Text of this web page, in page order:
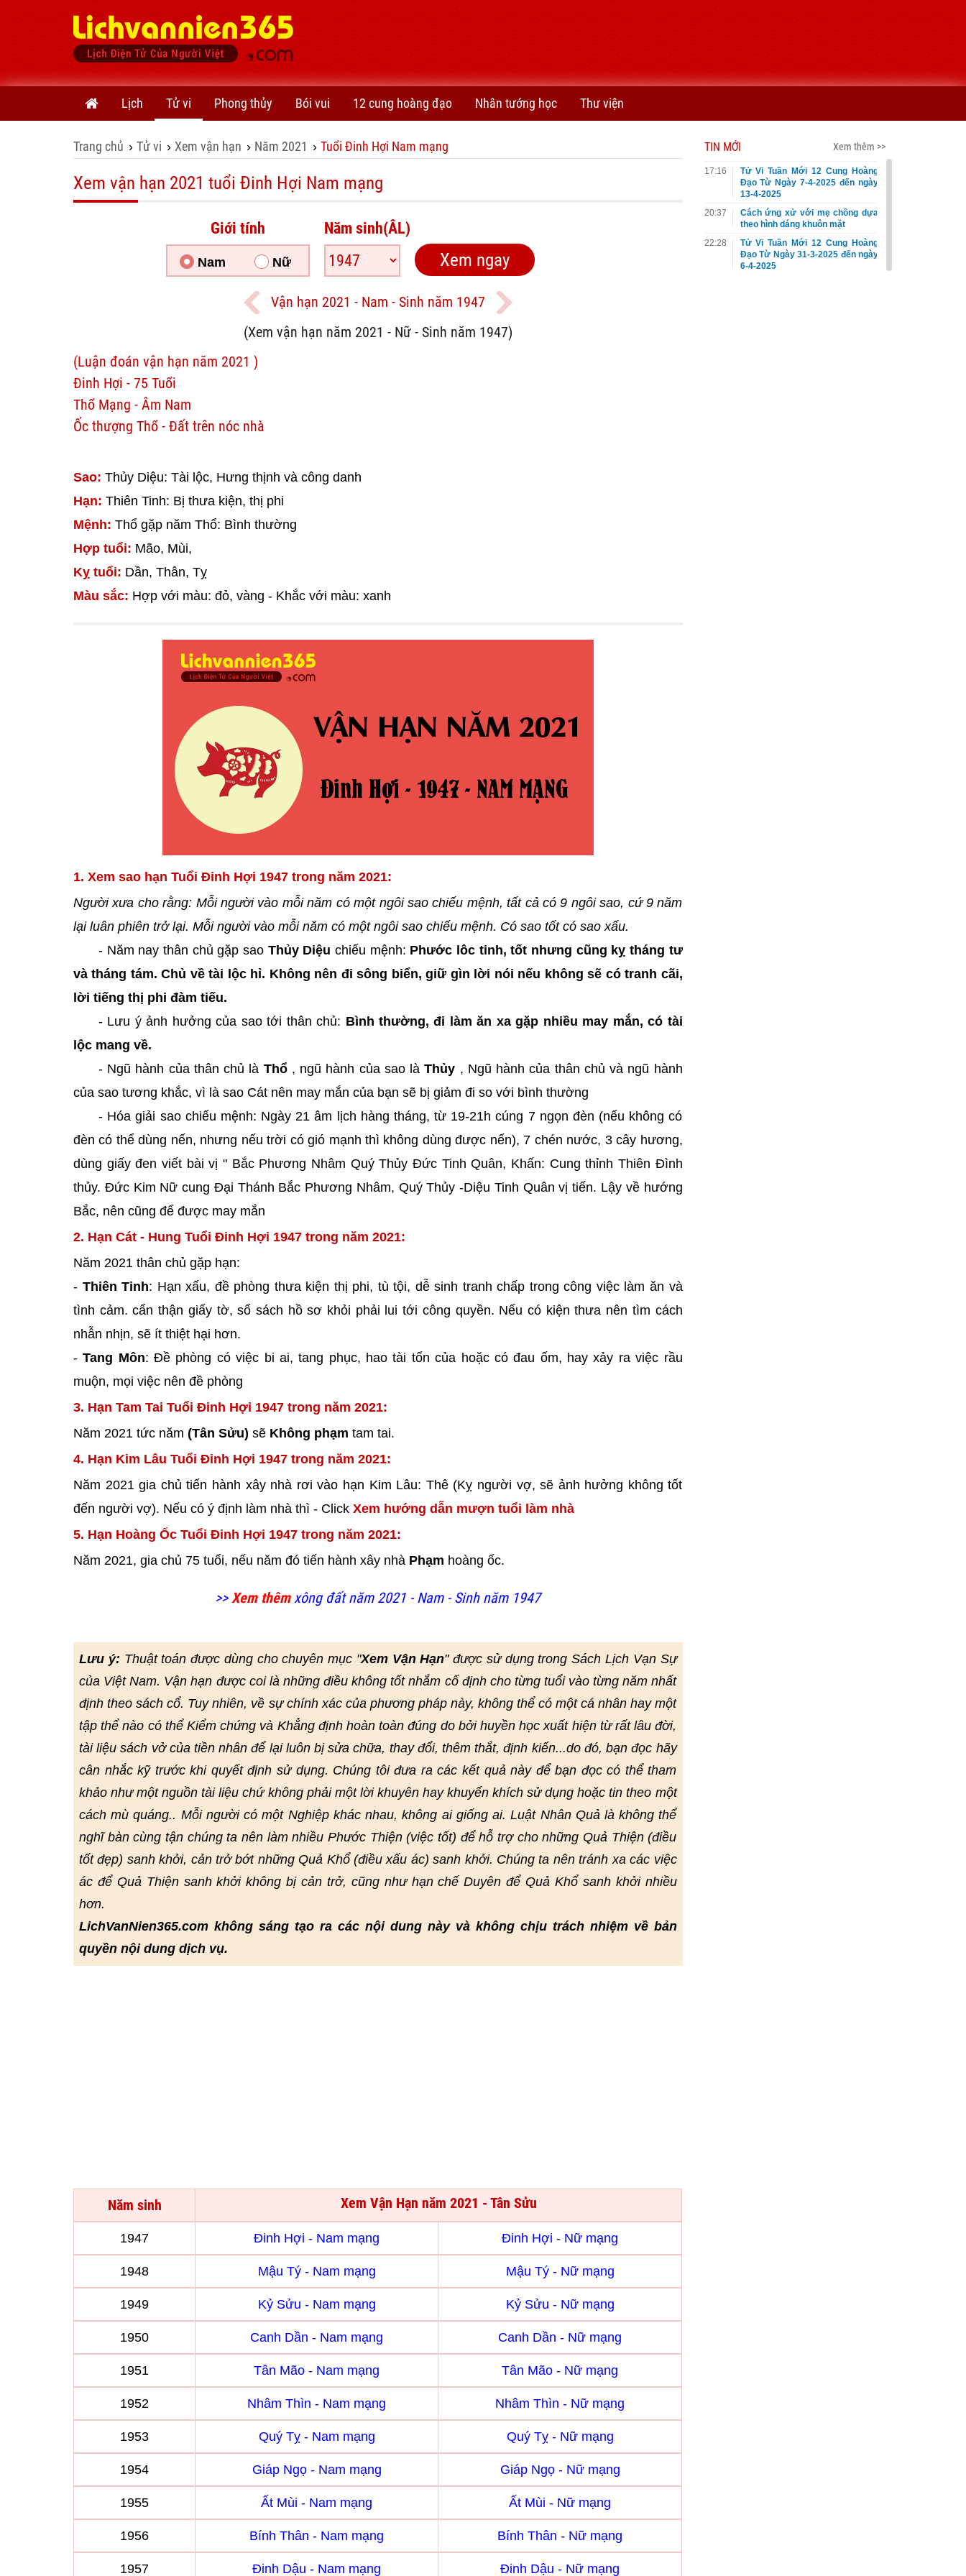
Lịch Tử vi Phong thủy Bói vui 12 cung hoàng đạo Nhân tướng học Thư viện
Trang chủ › Tử vi › Xem vận hạn › Năm 2021 › Tuổi Đinh Hợi Nam mạng
Xem vận hạn 2021 tuổi Đinh Hợi Nam mạng
Giới tính
Nam Nữ
Năm sinh(ÂL)
Vận hạn 2021 - Nam - Sinh năm 1947
(Xem vận hạn năm 2021 - Nữ - Sinh năm 1947)
(Luận đoán vận hạn năm 2021 )
Đinh Hợi - 75 Tuổi
Thổ Mạng - Âm Nam
Ốc thượng Thổ - Đất trên nóc nhà
Sao: Thủy Diệu: Tài lộc, Hưng thịnh và công danh
Hạn: Thiên Tinh: Bị thưa kiện, thị phi
Mệnh: Thổ gặp năm Thổ: Bình thường
Hợp tuổi: Mão, Mùi,
Kỵ tuổi: Dần, Thân, Tỵ
Màu sắc: Hợp với màu: đỏ, vàng - Khắc với màu: xanh
1. Xem sao hạn Tuổi Đinh Hợi 1947 trong năm 2021:
Người xưa cho rằng: Mỗi người vào mỗi năm có một ngôi sao chiếu mệnh, tất cả có 9 ngôi sao, cứ 9 năm
lại luân phiên trở lại. Mỗi người vào mỗi năm có một ngôi sao chiếu mệnh. Có sao tốt có sao xấu.
- Năm nay thân chủ gặp sao Thủy Diệu chiếu mệnh: Phước lôc tinh, tốt nhưng cũng kỵ tháng tư
và tháng tám. Chủ về tài lộc hỉ. Không nên đi sông biển, giữ gìn lời nói nếu không sẽ có tranh cãi,
lời tiếng thị phi đàm tiếu.
- Lưu ý ảnh hưởng của sao tới thân chủ: Bình thường, đi làm ăn xa gặp nhiều may mắn, có tài
lộc mang về.
- Ngũ hành của thân chủ là Thổ, ngũ hành của sao làThủy , Ngũ hành của thân chủ và ngũ hành
của sao tương khắc, vì là sao Cát nên may mắn của bạn sẽ bị giảm đi so với bình thường
- Hóa giải sao chiếu mệnh: Ngày 21 âm lịch hàng tháng, từ 19-21h cúng 7 ngọn đèn (nếu không có
đèn có thể dùng nến, nhưng nếu trời có gió mạnh thì không dùng được nến), 7 chén nước, 3 cây hương,
dùng giấy đen viết bài vị " Bắc Phương Nhâm Quý Thủy Đức Tinh Quân, Khấn: Cung thỉnh Thiên Đình
thủy. Đức Kim Nữ cung Đại Thánh Bắc Phương Nhâm, Quý Thủy -Diệu Tinh Quân vị tiến. Lậy về hướng
Bắc, nên cũng để được may mắn
2. Hạn Cát - Hung Tuổi Đinh Hợi 1947 trong năm 2021:
Năm 2021 thân chủ gặp hạn:
- Thiên Tinh: Hạn xấu, đề phòng thưa kiện thị phi, tù tội, dễ sinh tranh chấp trong công việc làm ăn và
tình cảm. cẩn thận giấy tờ, sổ sách hồ sơ khỏi phải lui tới công quyền. Nếu có kiện thưa nên tìm cách
nhẫn nhịn, sẽ ít thiệt hại hơn.
-Tang Môn: Đề phòng có việc bi ai, tang phục, hao tài tốn của hoặc có đau ốm, hay xảy ra việc rầu
muộn, mọi việc nên đề phòng
3. Hạn Tam Tai Tuổi Đinh Hợi 1947 trong năm 2021:
Năm 2021 tức năm (Tân Sửu) sẽ Không phạm tam tai.
4. Hạn Kim Lâu Tuổi Đinh Hợi 1947 trong năm 2021:
Năm 2021 gia chủ tiến hành xây nhà rơi vào hạn Kim Lâu: Thê (Kỵ người vợ, sẽ ảnh hưởng không tốt
đến người vợ). Nếu có ý định làm nhà thì - Click Xem hướng dẫn mượn tuổi làm nhà
5. Hạn Hoàng Ốc Tuổi Đinh Hợi 1947 trong năm 2021:
Năm 2021, gia chủ 75 tuổi, nếu năm đó tiến hành xây nhà Phạm hoàng ốc.
>>Xem thêmxông đất năm 2021 - Nam - Sinh năm 1947
Lưu ý: Thuật toán được dùng cho chuyên mục "Xem Vận Hạn" được sử dụng trong Sách Lịch Vạn Sự
của Việt Nam. Vận hạn được coi là những điều không tốt nhắm cố định cho từng tuổi vào từng năm nhất
định theo sách cổ. Tuy nhiên, về sự chính xác của phương pháp này, không thể có một cá nhân hay một
tập thể nào có thể Kiểm chứng và Khẳng định hoàn toàn đúng do bởi huyền học xuất hiện từ rất lâu đời,
tài liệu sách vở của tiền nhân để lại luôn bị sửa chữa, thay đổi, thêm thắt, định kiến...do đó, bạn đọc hãy
cân nhắc kỹ trước khi quyết định sử dụng. Chúng tôi đưa ra các kết quả này để bạn đọc có thể tham
khảo như một nguồn tài liệu chứ không phải một lời khuyên hay khuyến khích sử dụng hoặc tin theo một
cách mù quáng.. Mỗi người có một Nghiệp khác nhau, không ai giống ai. Luật Nhân Quả là không thể
nghĩ bàn cùng tận chúng ta nên làm nhiều Phước Thiện (việc tốt) để hỗ trợ cho những Quả Thiện (điều
tốt đẹp) sanh khởi, cản trở bớt những Quả Khổ (điều xấu ác) sanh khởi. Chúng ta nên tránh xa các việc
ác để Quả Thiện sanh khởi không bị cản trở, cũng như hạn chế Duyên để Quả Khổ sanh khởi nhiều
hơn.
LichVanNien365.com không sáng tạo ra các nội dung này và không chịu trách nhiệm về bản
quyền nội dung dịch vụ.
Năm sinh Xem Vận Hạn năm 2021 - Tân Sửu
1947 Đinh Hợi - Nam mạng Đinh Hợi - Nữ mạng
1948 Mậu Tý - Nam mạng Mậu Tý - Nữ mạng
1949 Kỷ Sửu - Nam mạng Kỷ Sửu - Nữ mạng
1950 Canh Dần - Nam mạng Canh Dần - Nữ mạng
1951 Tân Mão - Nam mạng Tân Mão - Nữ mạng
1952 Nhâm Thìn - Nam mạng Nhâm Thìn - Nữ mạng
1953 Quý Tỵ - Nam mạng Quý Tỵ - Nữ mạng
1954 Giáp Ngọ - Nam mạng Giáp Ngọ - Nữ mạng
1955 Ất Mùi - Nam mạng Ất Mùi - Nữ mạng
1956 Bính Thân - Nam mạng Bính Thân - Nữ mạng
1957 Đinh Dậu - Nam mạng Đinh Dậu - Nữ mạng
TIN MỚI Xem thêm >>
17:16
Tử Vi Tuần Mới 12 Cung Hoàng
Đạo Từ Ngày 7-4-2025 đến ngày
13-4-2025
20:37
Cách ứng xử với mẹ chồng dựa
theo hình dáng khuôn mặt
22:28
Tử Vi Tuần Mới 12 Cung Hoàng
Đạo Từ Ngày 31-3-2025 đến ngày
6-4-2025